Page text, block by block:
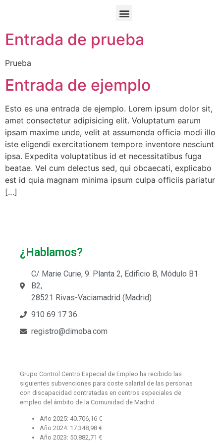
Entrada de prueba
Prueba
Entrada de ejemplo
Esto es una entrada de ejemplo. Lorem ipsum dolor sit,
amet consectetur adipisicing elit. Voluptatum earum
ipsam maxime unde, velit at assumenda officia modi illo
iste eligendi exercitationem tempore inventore nesciunt
ipsa. Expedita voluptatibus id et necessitatibus fuga
beatae. Vel cum delectus sed, qui obcaecati, explicabo
est id quia magnam minima ipsum culpa officiis pariatur
[…]
¿Hablamos?
C/ Marie Curie, 9. Planta 2, Edificio B, Módulo B1
B2,
28521 Rivas-Vaciamadrid (Madrid)
910 69 17 36
registro@dimoba.com
Grupo Control Centro Especial de Empleo ha recibido las
siguientes subvenciones para coste salarial de las personas
con discapacidad contratadas en centros especiales de
empleo del ámbito de la Comunidad de Madrid
Año 2025: 40.706,16 €
Año 2024: 17.348,98 €
Año 2023: 50.882,71 €